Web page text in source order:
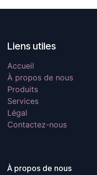
Liens utiles
Accueil
À propos de nous
Produits
Services
Légal
Contactez-nous
À propos de nous